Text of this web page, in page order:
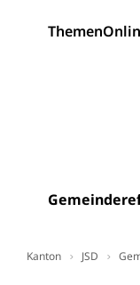
Themen
Kanton JSD
Stipendien
Universität
Kindergarten,
Frühe
Gesundheit und